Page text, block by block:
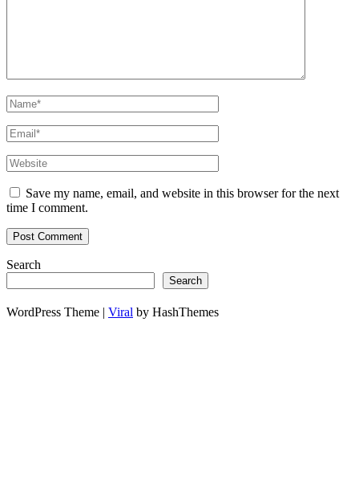
Save my name, email, and website in this browser for the next
time I comment.
Search
Search
WordPress Theme | Viral by HashThemes